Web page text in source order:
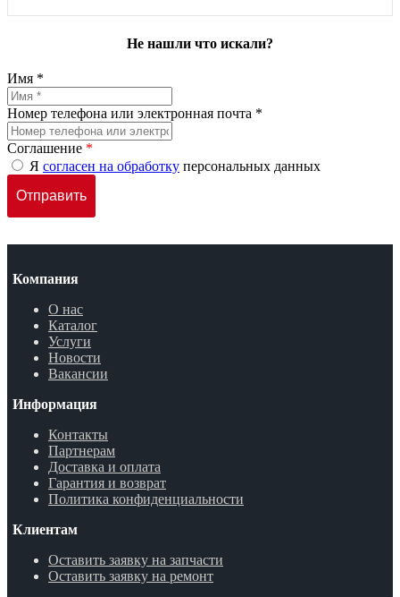
Не нашли что искали?
Имя *
Номер телефона или электронная почта *
Соглашение *
Я согласен на обработку персональных данных
Компания
О нас
Каталог
Услуги
Новости
Вакансии
Информация
Контакты
Партнерам
Доставка и оплата
Гарантия и возврат
Политика конфиденциальности
Клиентам
Оставить заявку на запчасти
Оставить заявку на ремонт